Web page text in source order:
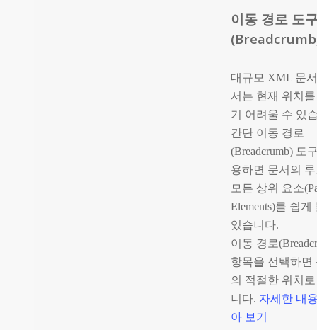
이동 경로 도
대규모 XML 문
서는 현재 위치
기 어려울 수 있
간단 이동 경로
(Breadcrumb) 도
용하면 문서의
모든 상위 요소
Elements)를 쉽게
있습니다.
이동 경로
항목을 선택하면
의 적절한 위치
니다. 자세한 내
아 보기